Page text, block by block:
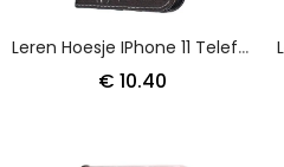
Leren Hoesje IPhone 11 Telefoonhoesje Duivelse Telefoon
€ 10.40